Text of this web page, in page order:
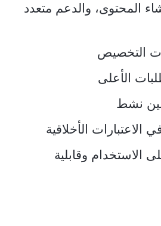
المحتوى، والدعم متعدد
التخصيص
الأعلى
نشط
الاعتبارات الأخلاقية
الاستخدام وقابلية